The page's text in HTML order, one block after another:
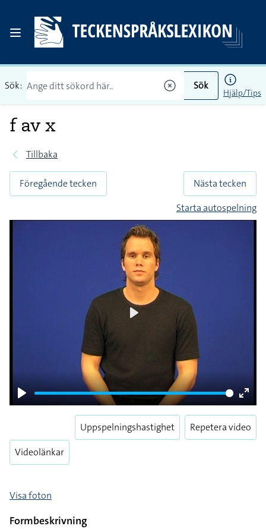
Sök: Sök
Hjälp/Tips
f av x
Tillbaka
Föregående tecken
Nästa tecken
Starta autospelning
Play
Enter
Videolänkar
Uppspelningshastighet Repetera video
Visa foton
Formbeskrivning